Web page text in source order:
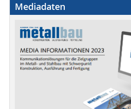
Mediadaten